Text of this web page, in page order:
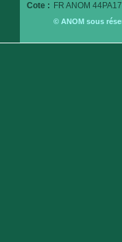
Cote : FR ANOM
© ANOM sous